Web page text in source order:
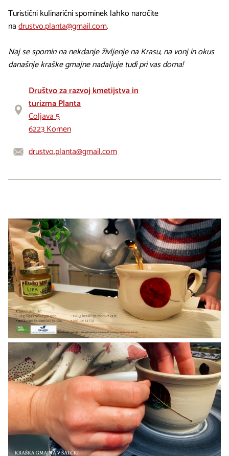
Turistični kulinarični spominek lahko naročite
nadrustvo.planta@gmail.com.
Naj se spomin na nekdanje življenje na Krasu, na vonj in okus
današnje kraške gmajne nadaljuje tudi pri vas doma!
Društvo za razvoj kmetijstva in
turizma Planta
Coljava 5
6223 Komen
drustvo.planta@gmail.com